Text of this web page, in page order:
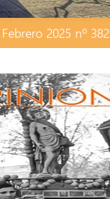
Febrero 2025 nº 382